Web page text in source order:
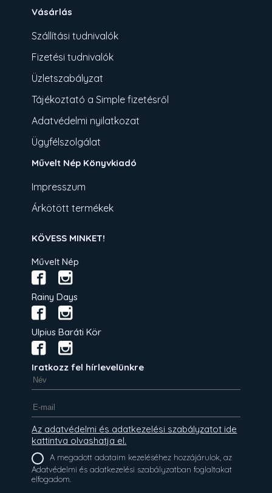
Vásárlás
Szállítási tudnivalók
Fizetési tudnivalók
Üzletszabályzat
Tájékoztató a Simple fizetésről
Adatvédelmi nyilatkozat
Ügyfélszolgálat
Művelt Nép Könyvkiadó
Impresszum
Árkötött termékek
KÖVESS MINKET!
Művelt Nép
Rainy Days
Ulpius Baráti Kör
Iratkozz fel hírlevelünkre
Az adatvédelmi és adatkezelési szabályzatot ide
kattintva olvashatja el.
A megadott adataim kezeléséhez hozzájárulok, az
Adatvédelmi és adatkezelési szabályzatban foglaltakat
elfogadom.